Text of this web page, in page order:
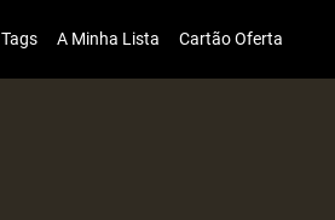
Tags A Minha Lista Cartão Oferta